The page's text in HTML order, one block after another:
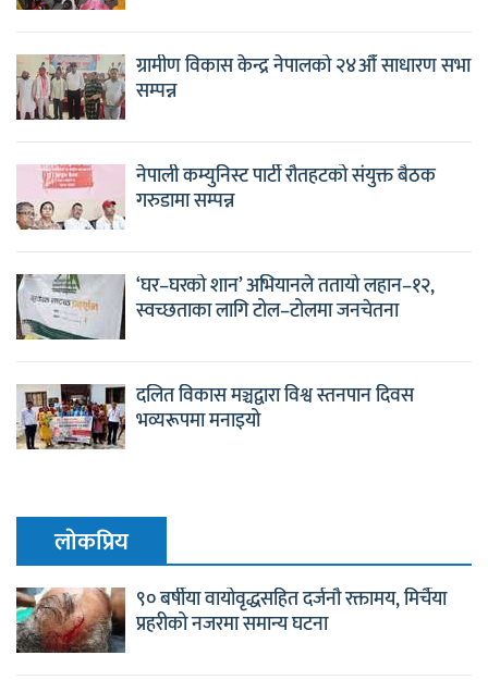
ग्रामीण विकास केन्द्र नेपालको २४औँ साधारण सभा
सम्पन्न
नेपाली कम्युनिस्ट पार्टी रौतहटको संयुक्त बैठक
गरुडामा सम्पन्न
‘घर–घरको शान’ अभियानले ततायो लहान–१२,
स्वच्छताका लागि टोल–टोलमा जनचेतना
दलित विकास मञ्चद्वारा विश्व स्तनपान दिवस
भव्यरूपमा मनाइयो
लाेकप्रिय
९० बर्षीया वायोवृद्धसहित दर्जनौ रक्तामय, मिर्चैया
प्रहरीको नजरमा समान्य घटना